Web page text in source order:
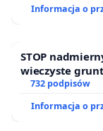
Informacja o
STOP
wieczyste
ogrody
732 podpisów
Informacja o